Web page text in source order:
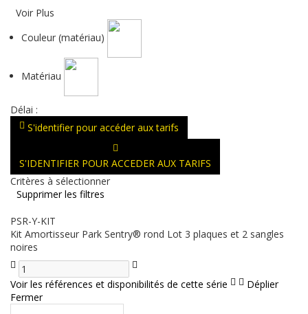
Voir Plus
Couleur (matériau)
Matériau
Délai :
S'identifier pour accéder aux tarifs
S'IDENTIFIER POUR ACCEDER AUX TARIFS
Critères à sélectionner
Supprimer les filtres
PSR-Y-KIT
Kit Amortisseur Park Sentry® rond Lot 3 plaques et 2 sangles
noires
Voir les références et disponibilités de cette série
Déplier
Fermer